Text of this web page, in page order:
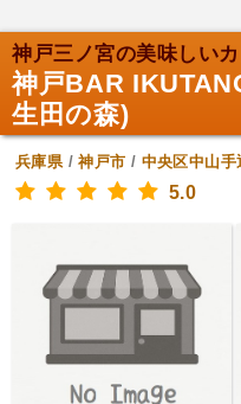
神戸三ノ宮の美味しいカ
神戸BAR
生田の森)
兵庫県/神戸市 / 中央区中山手
5.0